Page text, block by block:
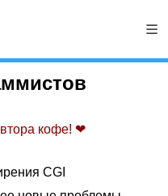
кофе! ❤
CGI